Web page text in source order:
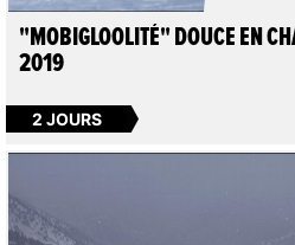
"MOBIGLOOLITÉ" DOUCE EN
2019
2 JOURS